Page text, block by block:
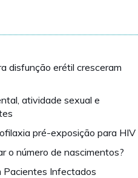
disfunção erétil cresceram
atividade sexual e
pré-exposição para HIV
o número de nascimentos?
Pacientes Infectados